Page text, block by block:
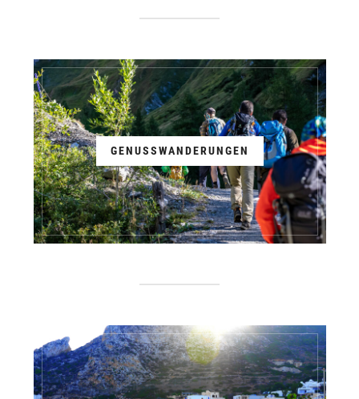
GENUSSWANDERUNGEN